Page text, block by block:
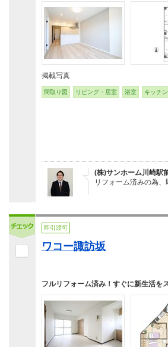
掲載写真
間取り図 リビング・居室 浴室 キッチン
(株)サンホーム川崎駅
リフォーム済みの為
即引渡可
ワコー諏訪坂
フルリフォーム済み！すぐに新生活を